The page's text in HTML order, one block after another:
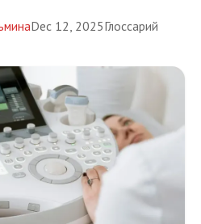
Dec 12, 2025Глоссарий